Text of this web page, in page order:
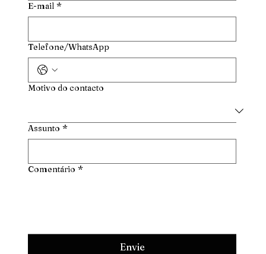
E-mail *
Telefone/WhatsApp
Motivo do contacto
Assunto *
Comentário *
Envie